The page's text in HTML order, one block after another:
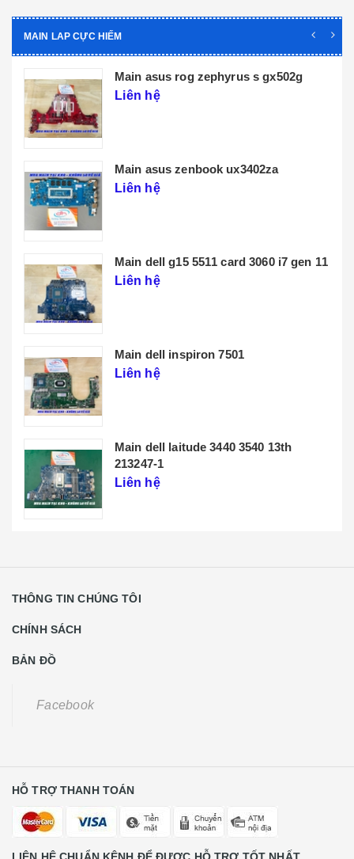
MAIN LAP CỰC HIẾM
Main dell xps 9320 core i5 i7 th12 la-
l071p
Main lenovo t14 gen 3
Liên hệ
THÔNG TIN CHÚNG TÔI
Facebook
0931668789
CE Liên Hệ
0988584591